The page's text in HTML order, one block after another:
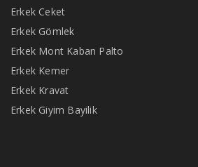
Erkek Ceket
Erkek Gömlek
Erkek Mont Kaban Palto
Erkek Kemer
Erkek Kravat
Erkek Giyim Bayilik